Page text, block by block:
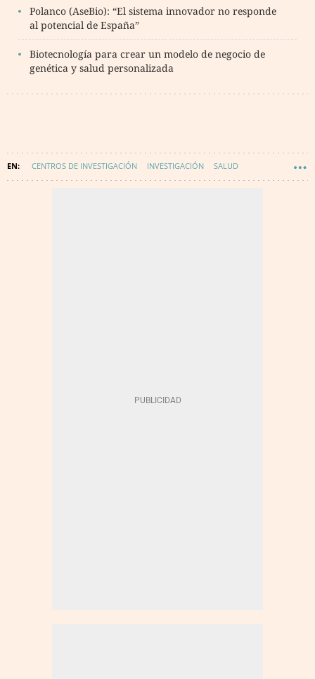
Polanco (AseBio): “El sistema innovador no responde
al potencial de España”
Biotecnología para crear un modelo de negocio de
genética y salud personalizada
CENTROS DE INVESTIGACIÓN INVESTIGACIÓN SALUD